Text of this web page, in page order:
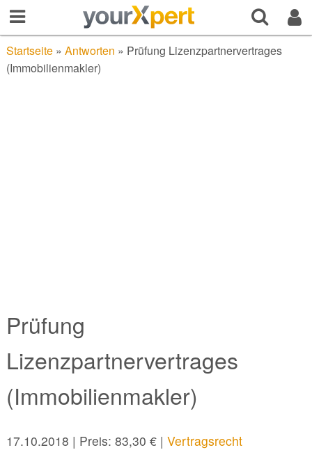
Startseite» Antworten » Prüfung Lizenzpartnervertrages
(Immobilienmakler)
Prüfung
Lizenzpartnervertrages
(Immobilienmakler)
17.10.2018 | Preis: 83,30 € | Vertragsrecht